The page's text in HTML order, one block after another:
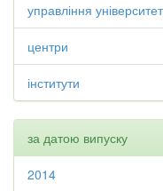
управління
центри
інститути
за датою випуску
2014